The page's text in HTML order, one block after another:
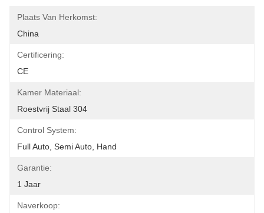
Plaats Van Herkomst:
China
Certificering:
CE
Kamer Materiaal:
Roestvrij Staal 304
Control System:
Full Auto, Semi Auto, Hand
Garantie:
1 Jaar
Naverkoop: